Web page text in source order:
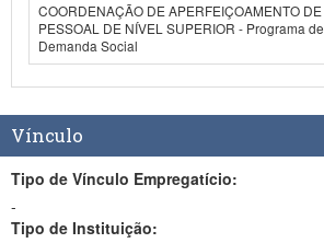
COORDENAÇÃO DE APERFEIÇOAMENTO DE
PESSOAL DE NÍVEL SUPERIOR - Programa de
Demanda Social
Vínculo
Tipo de Vínculo Empregatício:
-
Tipo de Instituição: